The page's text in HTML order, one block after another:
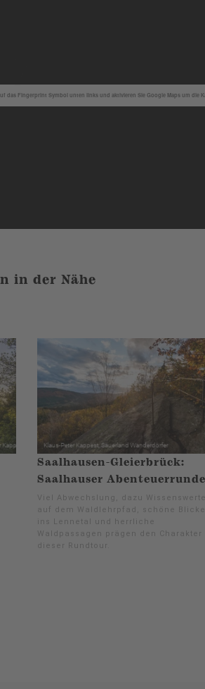
das Fingerprint Symbol unten links und aktivieren Sie Google Maps um die
in der Nähe
Saalhausen-Gleierbrück:
Saalhauser Abenteuerrunde
Viel Abwechslung, dazu
auf dem Waldlehrpfad, schöne Blicke
ins Lennetal und herrliche
Waldpassagen prägen den Charakter
dieser Rundtour.